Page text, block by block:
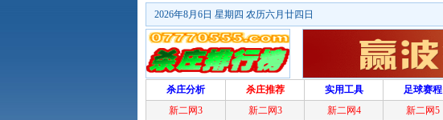
2026年8月6日 星期四 农历六月廿四日
杀庄分析 杀庄推荐 实用工具 足球赛程
新二网3
新二网3 新二网4 新二网5